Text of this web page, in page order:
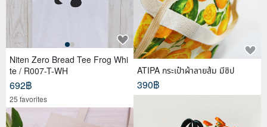
Niten Zero Bread Tee Frog Whi
te / R007-T-WH
692฿
25 favorites
ATIPA กระเป๋าผ้าลายส้ม มีซิป
390฿